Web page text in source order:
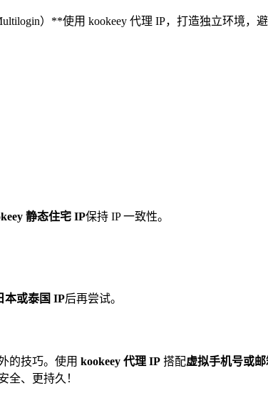
）**使用 kookeey 代理 IP，打造独立环境，
静态住宅 IP保持 IP 一致性。
本或泰国 IP后再尝试。
的技巧。使用 kookeey 代理 IP 搭配虚拟手机号或
全、更持久！